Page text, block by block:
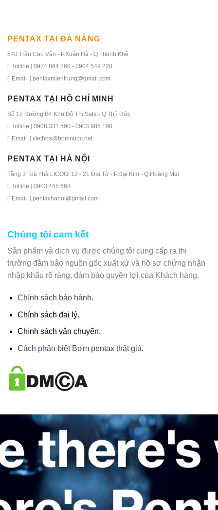
PENTAX TẠI ĐÀ NẴNG
540 Trần Cao Vân - P.Xuân Hà - Q.Thanh Khê
[ Hotline ] 0974 864 860 - 0904 549 228
[ Email ] pentaxmientrung@gmail.com
PENTAX TẠI HỒ CHÍ MINH
Số 12 Đường B4 Khu Đô Thị Sala - Q.Thủ Đức
[ Hotline ] 0908 331 590 - 0903 985 190
[ Email ] viethoa@bomnuoc.net
PENTAX TẠI HÀ NỘI
Tầng 3 Toà nhà LICOGI 12 - 21 Đại Từ - P.Đại Kim - Q.Hoàng Mai
[ Hotline ] 0903 448 668
[ Email ] pentaxhanoi@gmail.com
Chúng tôi cam kết
Sản phẩm và dịch vụ được chúng tôi cung cấp ra thị
trường đảm bảo nguồn gốc xuất xứ và hồ sơ chứng nhận
nhập khẩu rõ ràng, đảm bảo quyền lợi của Khách hàng.
Chính sách bảo hành.
Chính sách đại lý.
Chính sách vận chuyển.
Cách phân biệt Bơm pentax thật giả.